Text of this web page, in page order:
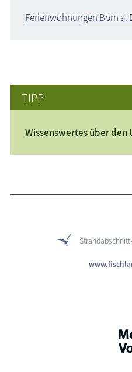
Ferienwohnungen Born a.
TIPP
Wissenswertes über den